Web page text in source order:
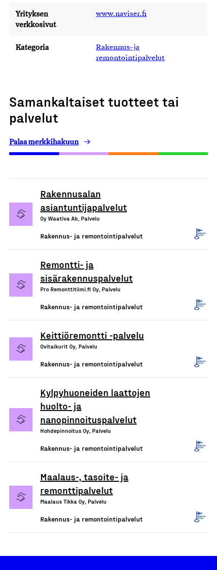
Yrityksen
verkkosivut
www.naviser.fi
Kategoria
Rakennus- ja
remontointipalvelut
Samankaltaiset tuotteet tai
palvelut
Palaa merkkihakuun
Rakennusalan
asiantuntijapalvelut
Oy Waativa Ab, Palvelu
Rakennus- ja remontointipalvelut
Remontti- ja
sisärakennuspalvelut
Pro Remonttitiimi.fi Oy, Palvelu
Rakennus- ja remontointipalvelut
Keittiöremontti -palvelu
Ovitaikurit Oy, Palvelu
Rakennus- ja remontointipalvelut
Kylpyhuoneiden laattojen
huolto- ja
nanopinnoituspalvelut
Hohdepinnoitus Oy, Palvelu
Rakennus- ja remontointipalvelut
Maalaus-, tasoite- ja
remonttipalvelut
Maalaus Tikka Oy, Palvelu
Rakennus- ja remontointipalvelut